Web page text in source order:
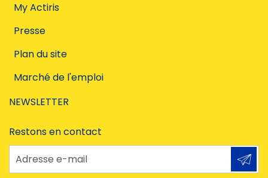
My Actiris
Presse
Plan du site
Marché de l'emploi
NEWSLETTER
Restons en contact
Adresse e-mail